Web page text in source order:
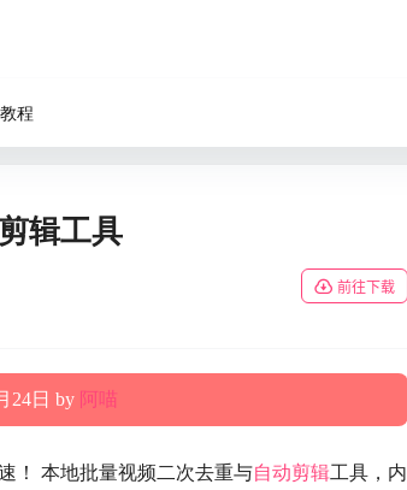
教程
辑工具
前往下载
24日 by 阿喵
！ 本地批量视频二次去重与自动剪辑工具，内